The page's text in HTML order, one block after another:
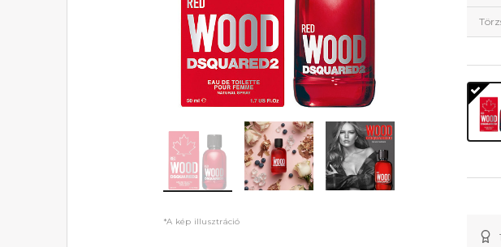
*A kép illusztráció